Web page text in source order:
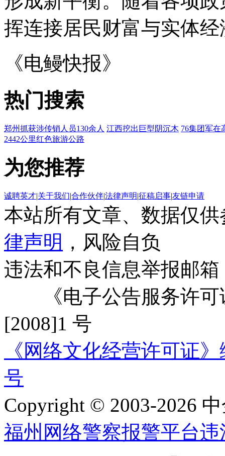
挥连接居民财富与实体
《电鳗快报》
热门搜索
郑州抓获涉传销人员130余人 江西挖出巨型阴沉木 76集团军在
2442公里红色旅游公路
为您推荐
诚聘英才|关于我们|合作伙伴|法律声明|征稿启事|友链申请
本站所有文章、数据仅
律声明 ，风险自负
违法和不良信息举报邮箱
《电子公告服务许可
[2008]1 号
《网络文化经营许可证
号
Copyright © 2003-2026
福州网络警察报警平台违